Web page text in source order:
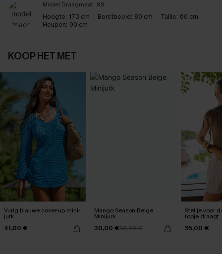
Model Draagmaat: XS
Hoogte: 173 cm Borstbeeld: 80 cm Taille: 60 cm
Heupen: 90 cm
KOOP HET MET
Vurig blauwe cover-up mini-
jurk
41,00 €
Mango Season Beige
Minijurk
30,00 €38,00 €
Stel je voor
topje draagt.
35,00 €